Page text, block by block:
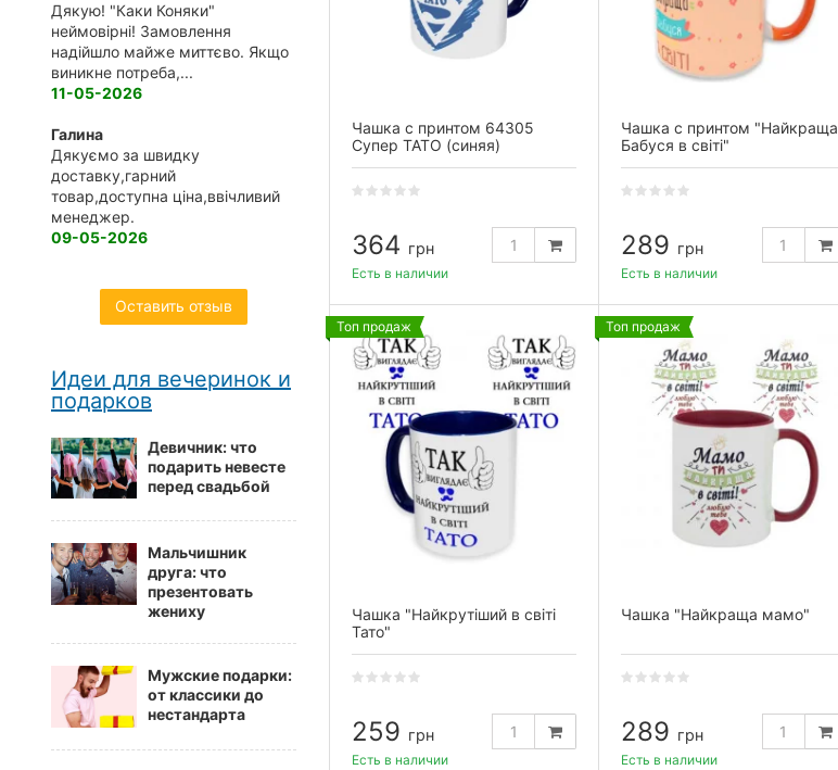
Чашка с принтом 64305
Супер ТАТО (синяя)
364 грн
Есть в наличии
Чашка с принтом "Найкраща
Бабуся в світі"
289 грн
Есть в наличии
Топ продаж
Чашка "Найкрутіший в світі
Тато"
259 грн
Есть в наличии
Топ продаж
Чашка "Найкраща мамо"
289 грн
Есть в наличии
Дякую! "Каки Коняки"
неймовірні! Замовлення
надійшло майже миттєво. Якщо
виникне потреба,...
11-05-2026
Галина
Дякуємо за швидку
доставку,гарний
товар,доступна ціна,ввічливий
менеджер.
09-05-2026
Оставить отзыв
Идеи для вечеринок и
подарков
Девичник: что
подарить невесте
перед свадьбой
Мальчишник
друга: что
презентовать
жениху
Мужские подарки:
от классики до
нестандарта